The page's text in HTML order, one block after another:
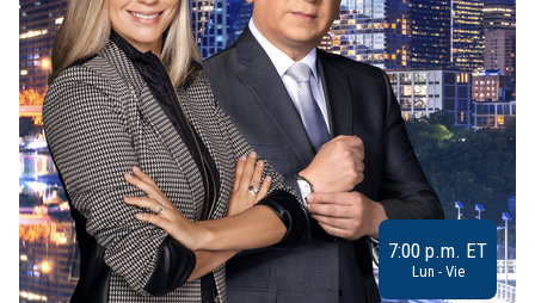
7:00 p.m. ET
Lun - Vie